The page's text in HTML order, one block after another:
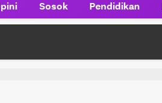
Sosok Pendidikan